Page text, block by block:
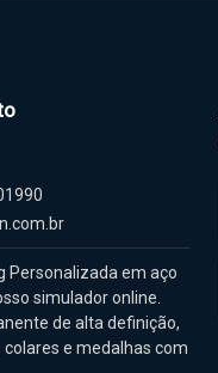
Personalizada em aço
simulador online.
de alta definição,
e medalhas com